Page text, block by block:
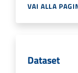
VAI ALLA
Dataset